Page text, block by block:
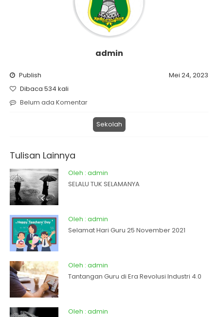
admin
Publish
Mei 24, 2023
Dibaca 534 kali
Belum ada Komentar
Sekolah
Tulisan Lainnya
Oleh : admin
SELALU TUK SELAMANYA
Oleh : admin
Selamat Hari Guru 25 November 2021
Oleh : admin
Tantangan Guru di Era Revolusi Industri 4.0
Oleh : admin